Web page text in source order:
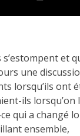
et
une
lorsqu’ils ont
ils lorsqu’on
qui a changé
ensemble,